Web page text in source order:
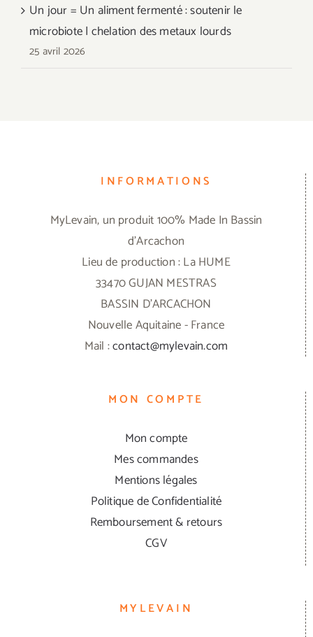
Un jour = Un aliment fermenté : soutenir le
microbiote | chelation des metaux lourds
25 avril 2026
INFORMATIONS
MyLevain, un produit 100% Made In Bassin
d'Arcachon
Lieu de production : La HUME
33470 GUJAN MESTRAS
BASSIN D'ARCACHON
Nouvelle Aquitaine - France
Mail :contact@mylevain.com
MON COMPTE
Mon compte
Mes commandes
Mentions légales
Politique de Confidentialité
Remboursement & retours
CGV
MYLEVAIN